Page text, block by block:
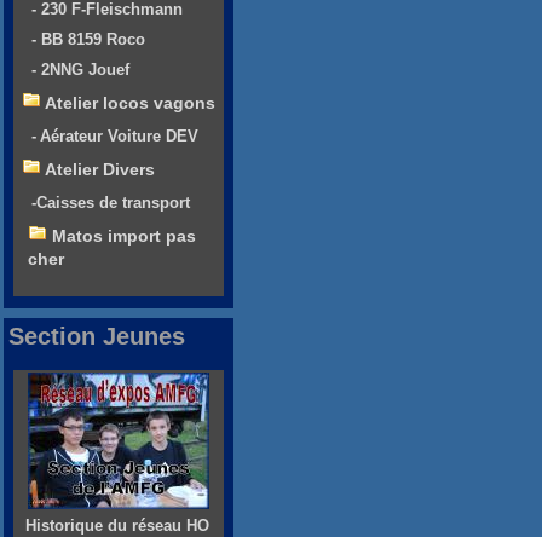
- 230 F-Fleischmann
- BB 8159 Roco
- 2NNG Jouef
Atelier locos vagons
- Aérateur Voiture DEV
Atelier Divers
-Caisses de transport
Matos import pas
cher
Section Jeunes
Historique du réseau HO